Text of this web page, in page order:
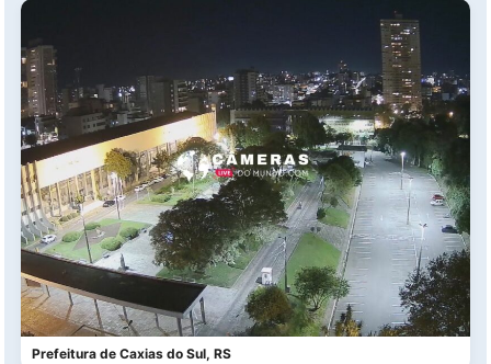
Prefeitura de Caxias do Sul, RS